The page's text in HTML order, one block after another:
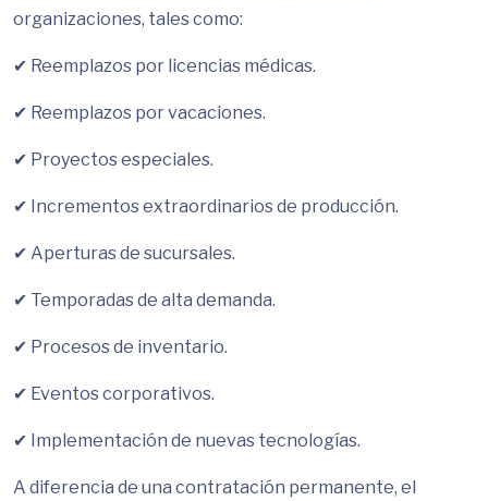
organizaciones, tales como:
✔ Reemplazos por licencias médicas.
✔ Reemplazos por vacaciones.
✔ Proyectos especiales.
✔ Incrementos extraordinarios de producción.
✔ Aperturas de sucursales.
✔ Temporadas de alta demanda.
✔ Procesos de inventario.
✔ Eventos corporativos.
✔ Implementación de nuevas tecnologías.
A diferencia de una contratación permanente, el